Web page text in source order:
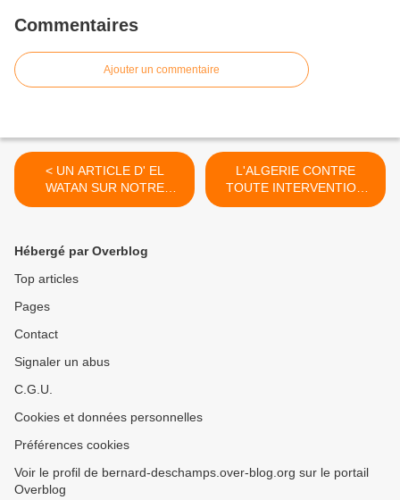
Commentaires
Ajouter un commentaire
< UN ARTICLE D' EL
WATAN SUR NOTRE
SEJOUR A AKBOU
L'ALGERIE CONTRE
TOUTE INTERVENTION
MILITAIRE EN SYRIE >
Hébergé par Overblog
Top articles
Pages
Contact
Signaler un abus
C.G.U.
Cookies et données personnelles
Préférences cookies
Voir le profil de bernard-deschamps.over-blog.org sur le portail
Overblog